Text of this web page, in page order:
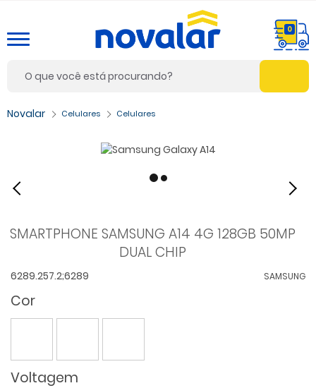
0
Celulares Celulares
SMARTPHONE SAMSUNG A14 4G 128GB 50MP
DUAL CHIP
SAMSUNG
6289.257.2;6289
Cor
Voltagem